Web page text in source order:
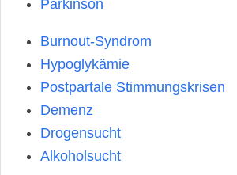
Parkinson
Burnout-Syndrom
Hypoglykämie
Postpartale Stimmungskrisen
Demenz
Drogensucht
Alkoholsucht